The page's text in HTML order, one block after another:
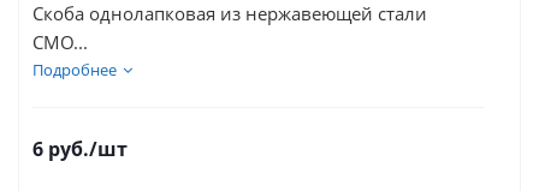
Скоба однолапковая из нержавеющей стали
СМО...
Подробнее
6 руб./шт